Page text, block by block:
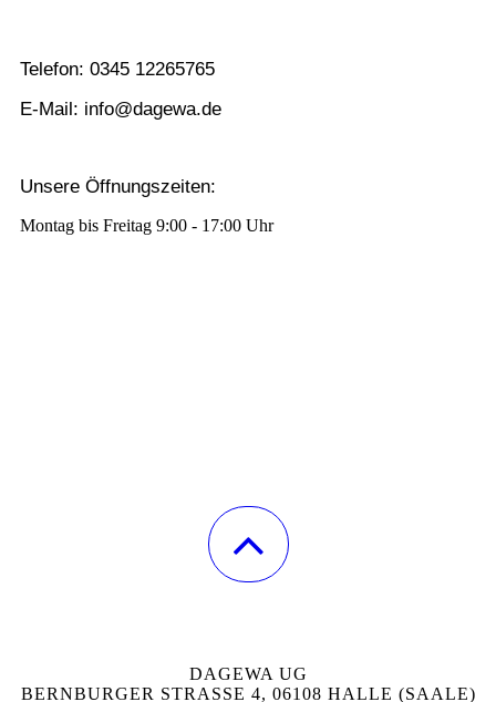
Telefon: 0345 12265765
E-Mail: info@dagewa.de
Unsere Öffnungszeiten:
Montag bis Freitag 9:00 - 17:00 Uhr
DAGEWA UG
BERNBURGER STRASSE 4, 06108 HALLE (SAALE)